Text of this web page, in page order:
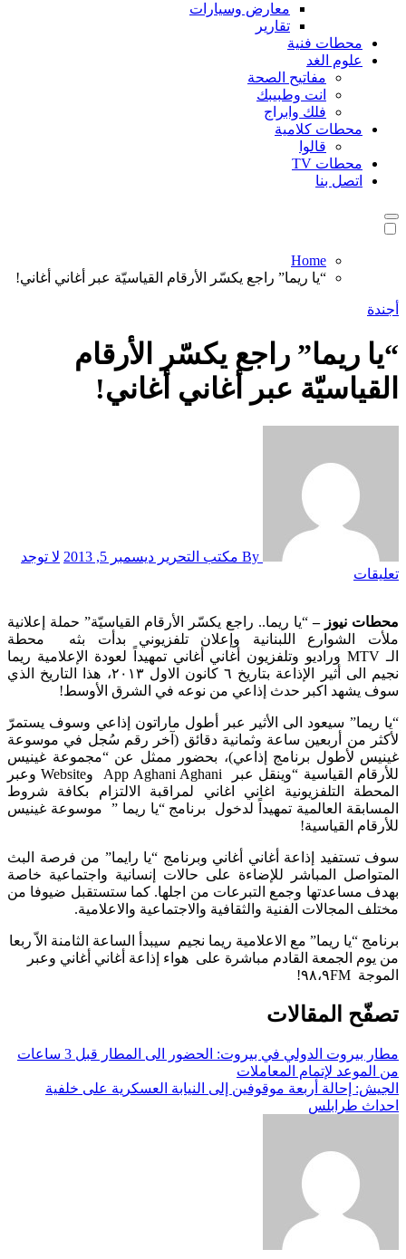
معارض وسيارات
تقارير
محطات فنية
علوم الغد
مفاتيح الصحة
انت وطبيبك
فلك وابراج
محطات كلامية
قالوا
محطات TV
اتصل بنا
Home
“يا ريما” راجع يكسّر الأرقام القياسيّة عبر أغاني أغاني!
أجندة
“يا ريما” راجع يكسّر الأرقام
القياسيّة عبر أغاني أغاني!
ديسمبر 5, 2013
لا توجد
تعليقات
محطات نيوز – “يا ريما.. راجع يكسّر الأرقام القياسيّة” حملة إعلانية
ملأت الشوارع اللبنانية وإعلان تلفزيوني بدأت بثه محطة
الـ MTV وراديو وتلفزيون أغاني أغاني تمهيداً لعودة الإعلامية ريما
نجيم الى أثير الإذاعة بتاريخ ٦ كانون الاول ٢٠١٣، هذا التاريخ الذي
سوف يشهد اكبر حدث إذاعي من نوعه في الشرق الأوسط!
“يا ريما” سيعود الى الأثير عبر أطول ماراتون إذاعي وسوف يستمرّ
لأكثر من أربعين ساعة وثمانية دقائق (آخر رقم سُجل في موسوعة
غينيس لأطول برنامج إذاعي)، بحضور ممثل عن “مجموعة غينيس
للأرقام القياسية “وينقل عبر App Aghani Aghani وWebsite وعبر
المحطة التلفزيونية اغاني اغاني لمراقبة الالتزام بكافة شروط
المسابقة العالمية تمهيداً لدخول برنامج “يا ريما ” موسوعة غينيس
للأرقام القياسية!
سوف تستفيد إذاعة أغاني أغاني وبرنامج “يا رايما” من فرصة البث
المتواصل المباشر للإضاءة على حالات إنسانية واجتماعية خاصة
بهدف مساعدتها وجمع التبرعات من اجلها. كما ستستقبل ضيوفا من
مختلف المجالات الفنية والثقافية والاجتماعية والاعلامية.
برنامج “يا ريما” مع الاعلامية ريما نجيم سيبدأ الساعة الثامنة الاّ ربعا
من يوم الجمعة القادم مباشرة على هواء إذاعة أغاني أغاني وعبر
الموجة ٩٨،٩FM!
تصفّح المقالات
مطار بيروت الدولي في بيروت: الحضور الى المطار قبل 3 ساعات
من الموعد لإتمام المعاملات
الجيش: إحالة أربعة موقوفين إلى النيابة العسكرية على خلفية
احداث طرابلس